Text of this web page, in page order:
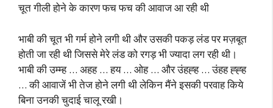
चूत गीली होने के कारण फच फच की आवाज आ रही थी
भाबी की चूत भी गर्म होने लगी थी और उसकी पकड़ लंड पर मज़बूत
होती जा रही थी जिससे मेरे लंड को रगड़ भी ज्यादा लग रही थी।
भाबी की उम्म्ह … अहह … हय … ओह … और उंहह्ह … उंहह ह्ह्ह
… की आवाजें भी तेज होने लगी थी लेकिन मैंने इसकी परवाह किये
बिना उनकी चुदाई चालू रखी।